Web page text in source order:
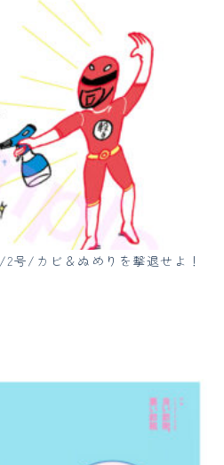
号/カビ＆ぬめりを撃退せよ！